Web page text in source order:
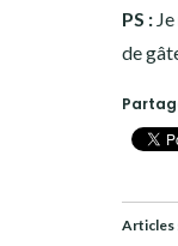
PS :
de
Articles